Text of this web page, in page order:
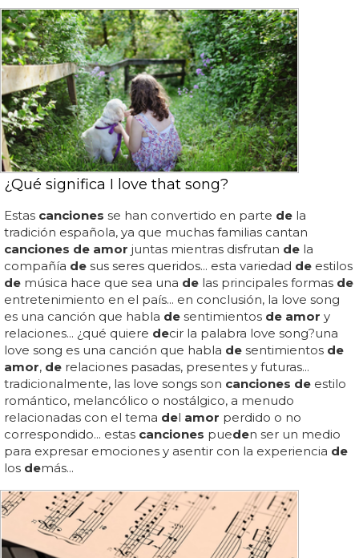
¿Qué significa I love that song?
Estas canciones se han convertido en parte de la
tradición española, ya que muchas familias cantan
canciones de amor juntas mientras disfrutan de la
compañía de sus seres queridos... esta variedad de estilos
de música hace que sea una de las principales formas de
entretenimiento en el país... en conclusión, la love song
es una canción que habla de sentimientos de amor y
relaciones... ¿qué quiere decir la palabra love song?una
love song es una canción que habla de sentimientos de
amor, de relaciones pasadas, presentes y futuras...
tradicionalmente, las love songs son canciones de estilo
romántico, melancólico o nostálgico, a menudo
relacionadas con el tema del amor perdido o no
correspondido... estas canciones pueden ser un medio
para expresar emociones y asentir con la experiencia de
los demás...